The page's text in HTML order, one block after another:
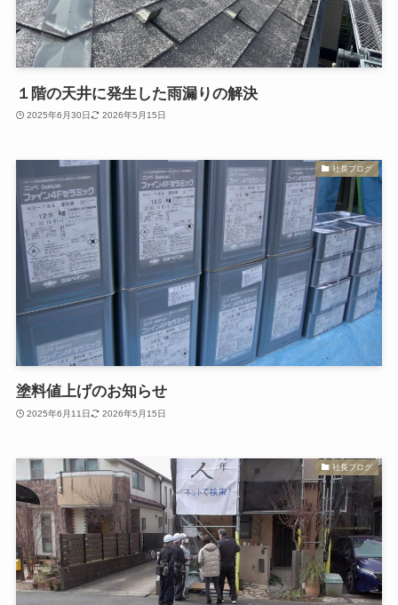
１階の天井に発生した雨漏りの解決
2025年6月30日 2026年5月15日
社長ブログ
塗料値上げのお知らせ
2025年6月11日 2026年5月15日
社長ブログ